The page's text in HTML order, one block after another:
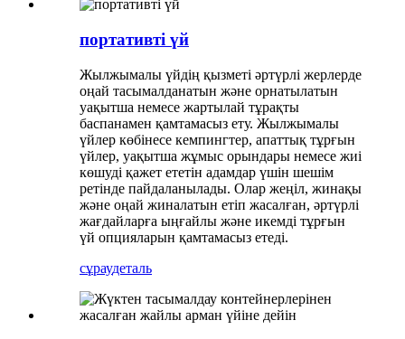
портативті үй
Жылжымалы үйдің қызметі әртүрлі жерлерде
оңай тасымалданатын және орнатылатын
уақытша немесе жартылай тұрақты
баспанамен қамтамасыз ету. Жылжымалы
үйлер көбінесе кемпингтер, апаттық тұрғын
үйлер, уақытша жұмыс орындары немесе жиі
көшуді қажет ететін адамдар үшін шешім
ретінде пайдаланылады. Олар жеңіл, жинақы
және оңай жиналатын етіп жасалған, әртүрлі
жағдайларға ыңғайлы және икемді тұрғын
үй опцияларын қамтамасыз етеді.
сұраудеталь